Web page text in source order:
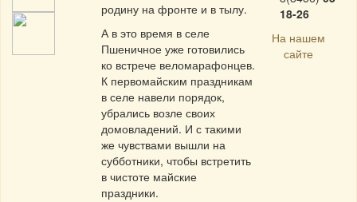
родину на фронте и в тылу.
А в это время в селе
Пшеничное уже готовились
ко встрече веломарафонцев.
К первомайским праздникам
в селе навели порядок,
убрались возле своих
домовладений. И с такими
же чувствами вышли на
субботники, чтобы встретить
в чистоте майские
праздники.
18-26
На нашем
сайте